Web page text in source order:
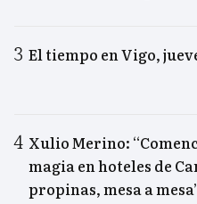
El tiempo en Vigo,
Xulio Merino:
magia en hoteles de
propinas, mesa a